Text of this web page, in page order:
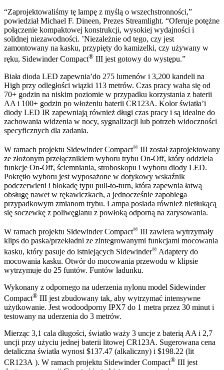
“Zaprojektowaliśmy tę lampę z myślą o wszechstronności,”
powiedział Michael F. Dineen, Prezes Streamlight. “Oferuje potężne
połączenie kompaktowej konstrukcji, wysokiej wydajności i
solidnej niezawodności. ’Niezależnie od tego, czy jest
zamontowany na kasku, przypięty do kamizelki, czy używany w
ręku, Sidewinder Compact® III jest gotowy do występu.”
Biała dioda LED zapewnia’do 275 lumenów i 3,200 kandeli na
High przy odległości wiązki 113 metrów. Czas pracy waha się od
70+ godzin na niskim poziomie w przypadku korzystania z baterii
AA i 100+ godzin po włożeniu baterii CR123A. Kolor światła’i
diody LED IR zapewniają również długi czas pracy i są idealne do
zachowania widzenia w nocy, sygnalizacji lub potrzeb widoczności
specyficznych dla zadania.
W ramach projektu Sidewinder Compact® III został zaprojektowany
ze złożonym przełącznikiem wyboru trybu On-Off, który oddziela
funkcje On-Off, ściemniania, stroboskopu i wyboru diody LED.
Pokrętło wyboru jest wyposażone w dotykowy wskaźnik
podczerwieni i blokadę typu pull-to-turn, która zapewnia łatwą
obsługę nawet w rękawiczkach, a jednocześnie zapobiega
przypadkowym zmianom trybu. Lampa posiada również nietłukącą
się soczewkę z poliwęglanu z powłoką odporną na zarysowania.
W ramach projektu Sidewinder Compact® III zawiera wytrzymały
klips do paska/przekładni ze zintegrowanymi funkcjami mocowania
kasku, który pasuje do istniejących Sidewinder® Adaptery do
mocowania kasku. Otwór do mocowania przewodu w klipsie
wytrzymuje do 25 funtów. Funtów ładunku.
Wykonany z odpornego na uderzenia nylonu model Sidewinder
Compact® III jest zbudowany tak, aby wytrzymać intensywne
użytkowanie. Jest wodoodporny IPX7 do 1 metra przez 30 minut i
testowany na uderzenia do 3 metrów.
Mierząc 3,1 cala długości, światło waży 3 uncje z baterią AA i 2,7
uncji przy użyciu jednej baterii litowej CR123A. Sugerowana cena
detaliczna światła wynosi $137.47 (alkaliczny) i $198.22 (lit
CR123A ). W ramach projektu Sidewinder Compact® III jest